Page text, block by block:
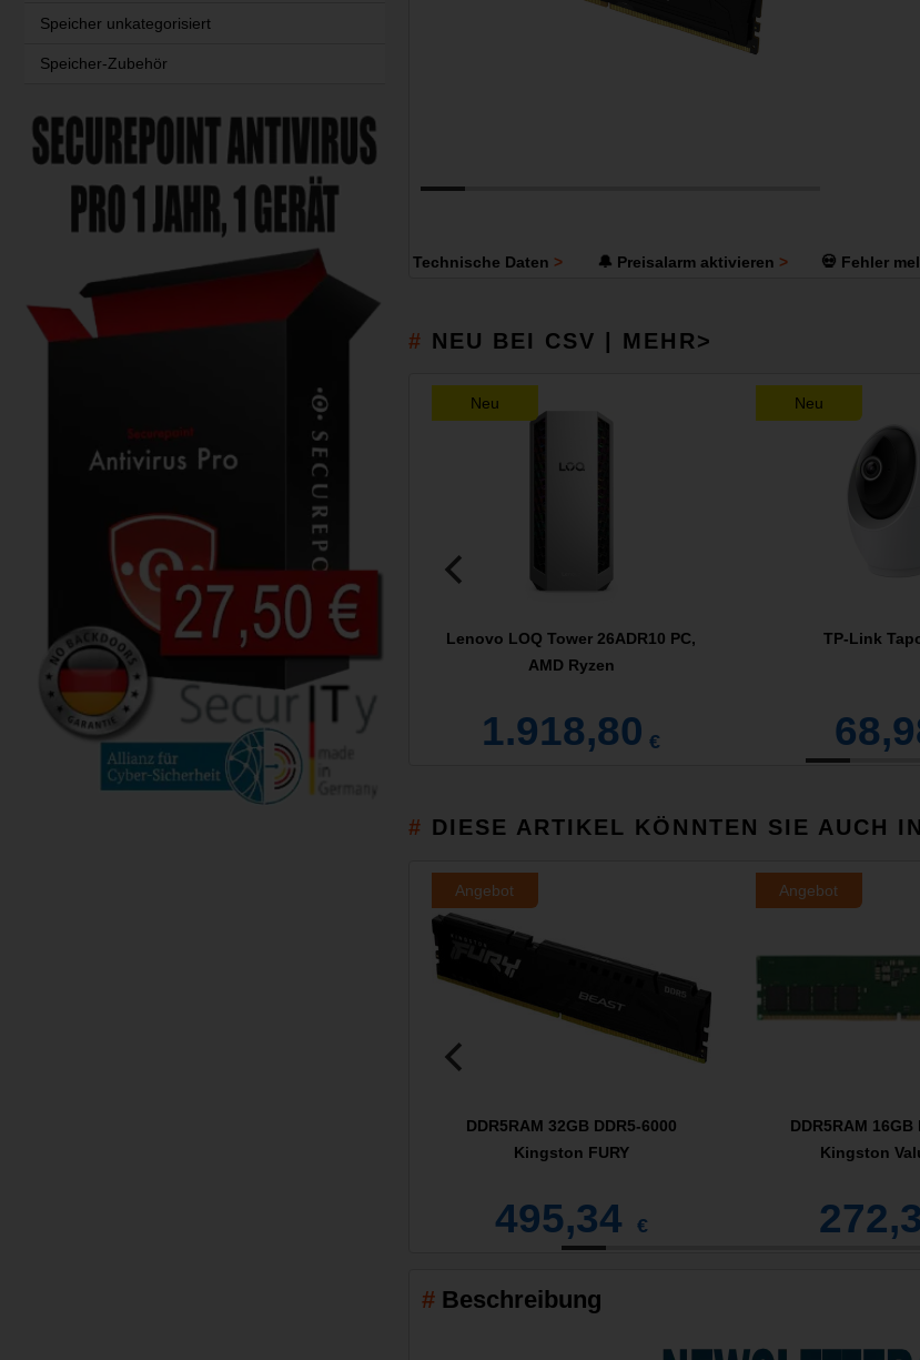
Technische Daten 🔔 Preisalarm aktivieren 💀 Fehler
NEU BEI CSV | MEHR>
Neu
Lenovo LOQ Tower 26ADR10 PC,
AMD Ryzen
1.918,80 €
Neu
TP-Link
DIESE ARTIKEL KÖNNTEN SIE AUCH
Angebot
DDR5RAM 32GB DDR5-6000
Kingston FURY
495,34 €
Angebot
DDR5RAM 16GB
Kingston
Beschreibung
Speicher unkategorisiert
Speicher-Zubehör